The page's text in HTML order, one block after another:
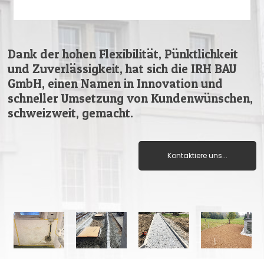
Dank der hohen Flexibilität, Pünktlichkeit
und Zuverlässigkeit, hat sich die IRH BAU
GmbH, einen Namen in Innovation und
schneller Umsetzung von Kundenwünschen,
schweizweit, gemacht.
Kontaktiere uns...